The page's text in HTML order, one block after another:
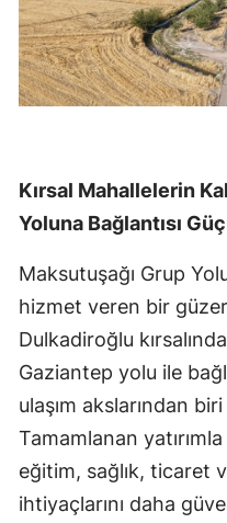
Kırsal Mahallelerin
Yoluna Bağlantısı
Maksutuşağı Grup
hizmet veren bir
Dulkadiroğlu
Gaziantep yolu ile
ulaşım akslarından
Tamamlanan
eğitim, sağlık, ticaret
ihtiyaçlarını daha